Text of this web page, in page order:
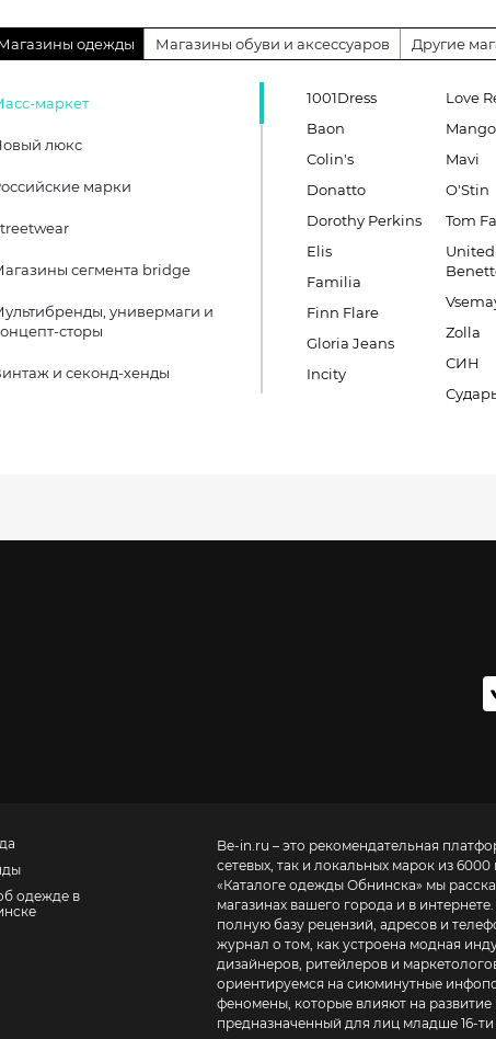
одежды Магазины обуви и аксессуаров Другие
маркет
люкс
марки
сегмента bridge
универмаги и
сторы
и секонд-хенды
1001Dress
Baon
Colin's
Donatto
Dorothy Perkins
Elis
Familia
Finn Flare
Gloria Jeans
Incity
Love
Mango
Mavi
O'Stin
Tom
United
Zolla
СИН
одежде в
Be-in.ru – это рекомендательная
сетевых, так и локальных марок из
«Каталоге одежды Обнинска» мы
магазинах вашего города и в
полную базу рецензий, адресов и телефонов
журнал о том, как устроена модная
дизайнеров, ритейлеров и
ориентируемся на сиюминутные
феномены, которые влияют на
предназначенный для лиц младше 16-ти